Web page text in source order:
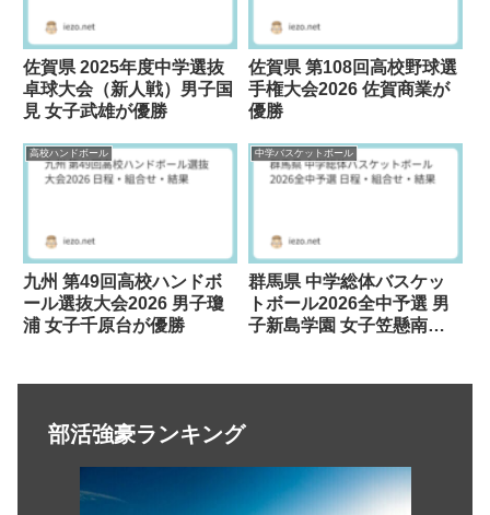
佐賀県 2025年度中学選抜
卓球大会（新人戦）男子国
見 女子武雄が優勝
佐賀県 第108回高校野球選
手権大会2026 佐賀商業が
優勝
高校ハンドボール
九州 第49回高校ハンドボ
ール選抜大会2026 男子瓊
浦 女子千原台が優勝
中学バスケットボール
群馬県 中学総体バスケッ
トボール2026全中予選 男
子新島学園 女子笠懸南が
部活強豪ランキング